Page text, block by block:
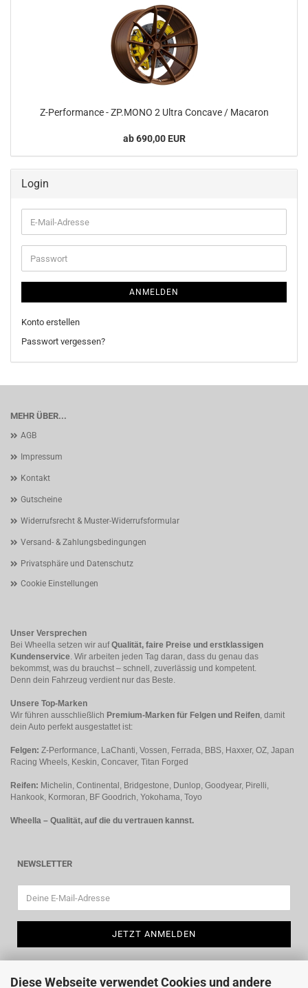
Diese Webseite verwendet Cookies und andere
Z-​Performance - ZP.MONO 2 Ultra Con­ca­ve / Ma­ca­ron
ab 690,00 EUR
Login
E-
Mail-
Adresse
Passwort
ANMELDEN
Konto erstellen
Passwort vergessen?
MEHR ÜBER...
AGB
Impressum
Kontakt
Gutscheine
Widerrufsrecht & Muster-Widerrufsformular
Versand- & Zahlungsbedingungen
Privatsphäre und Datenschutz
Cookie Einstellungen
Unser Versprechen
Bei Wheella setzen wir aufQualität, faire Preise und erstklassigen
Kundenservice. Wir arbeiten jeden Tag daran, dass du genau das
bekommst, was du brauchst – schnell, zuverlässig und kompetent.
Denn dein Fahrzeug verdient nur das Beste.
Unsere Top-Marken
Wir führen ausschließlich Premium-Marken für Felgen und Reifen, damit
dein Auto perfekt ausgestattet ist:
Felgen: Z-Performance, LaChanti, Vossen, Ferrada, BBS, Haxxer, OZ, Japan
Racing Wheels, Keskin, Concaver, Titan Forged
Reifen: Michelin, Continental, Bridgestone, Dunlop, Goodyear, Pirelli,
Hankook, Kormoran, BF Goodrich, Yokohama, Toyo
Wheella – Qualität, auf die du vertrauen kannst.
NEWSLETTER